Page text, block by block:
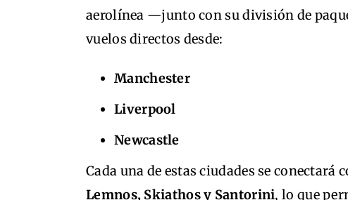
aerolínea —junto con su división de
vuelos directos desde:
Manchester
Liverpool
Newcastle
Cada una de estas ciudades se
Lemnos, Skiathos y Santorini, lo que